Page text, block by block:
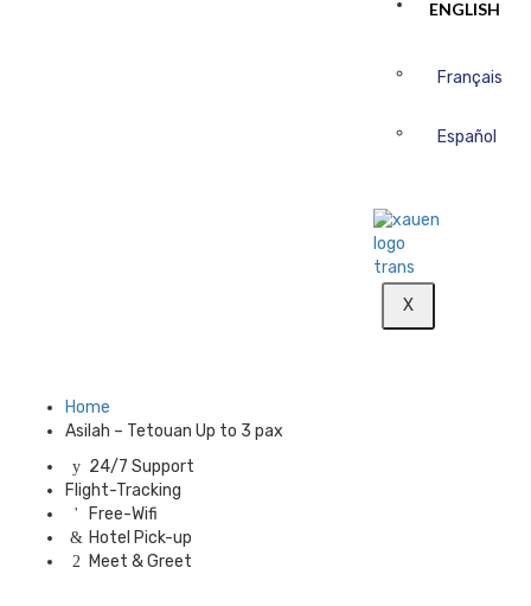
ENGLISH
Français
Español
X
Home
Asilah – Tetouan Up to 3 pax
24/7 Support
Flight-Tracking
Free-Wifi
Hotel Pick-up
Meet & Greet